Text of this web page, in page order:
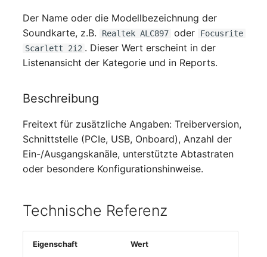
Printbox
Rack-Segment
Remote Management
Controller
Replikationsobjekt
Schrank
Der Name oder die Modellbezeichnung der
Soundkarte, z.B.
Realtek ALC897 oder
Focusrite
Scarlett 2i2 . Dieser Wert erscheint in der
Listenansicht der Kategorie und in Reports.
Beschreibung
Freitext für zusätzliche Angaben: Treiberversion,
Schnittstelle (PCIe, USB, Onboard), Anzahl der
Ein-/Ausgangskanäle, unterstützte Abtastraten
oder besondere Konfigurationshinweise.
Technische Referenz
Eigenschaft Wert